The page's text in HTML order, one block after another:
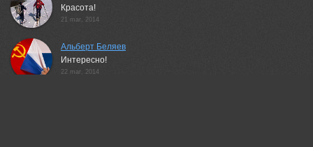
Красота!
21 mar, 2014
Альберт Беляев
Интересно!
22 mar, 2014